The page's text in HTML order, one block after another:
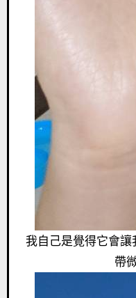
我自己是覺得它會讓
帶